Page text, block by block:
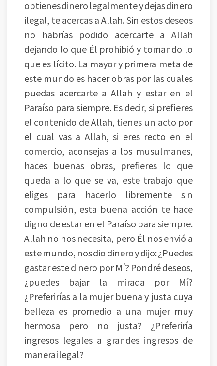
obtienes dinero legalmente y dejas dinero
ilegal, te acercas a Allah. Sin estos deseos
no habrías podido acercarte a Allah
dejando lo que Él prohibió y tomando lo
que es lícito. La mayor y primera meta de
este mundo es hacer obras por las cuales
puedas acercarte a Allah y estar en el
Paraíso para siempre. Es decir, si prefieres
el contenido de Allah, tienes un acto por
el cual vas a Allah, si eres recto en el
comercio, aconsejas a los musulmanes,
haces buenas obras, prefieres lo que
queda a lo que se va, este trabajo que
eliges para hacerlo libremente sin
compulsión, esta buena acción te hace
digno de estar en el Paraíso para siempre.
Allah no nos necesita, pero Él nos envió a
este mundo, nos dio dinero y dijo: ¿Puedes
gastar este dinero por Mí? Pondré deseos,
¿puedes bajar la mirada por Mí?
¿Preferirías a la mujer buena y justa cuya
belleza es promedio a una mujer muy
hermosa pero no justa? ¿Preferiría
ingresos legales a grandes ingresos de
manera ilegal?